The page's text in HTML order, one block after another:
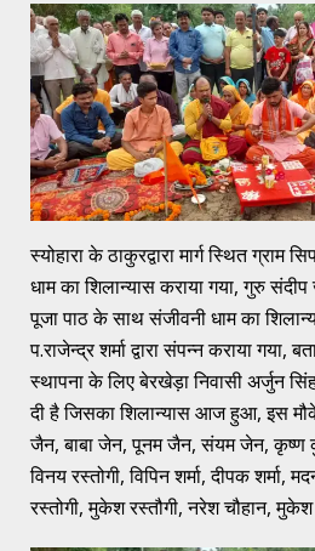
स्योहारा के ठाकुरद्वारा मार्ग स्थित ग्राम
धाम का शिलान्यास कराया गया, गुरु
पूजा पाठ के साथ संजीवनी धाम का
प.राजेन्द्र शर्मा द्वारा संपन्न कराया गया,
स्थापना के लिए बेरखेड़ा निवासी अर्जुन
दी है जिसका शिलान्यास आज हुआ, इस
जैन, बाबा जेन, पूनम जैन, संयम जेन, कृष्ण
विनय रस्तोगी, विपिन शर्मा, दीपक शर्मा,
रस्तोगी, मुकेश रस्तौगी, नरेश चौहान,